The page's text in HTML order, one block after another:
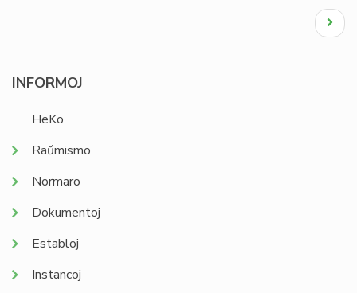
Next
page
INFORMOJ
HeKo
Raŭmismo
Normaro
Dokumentoj
Establoj
Instancoj